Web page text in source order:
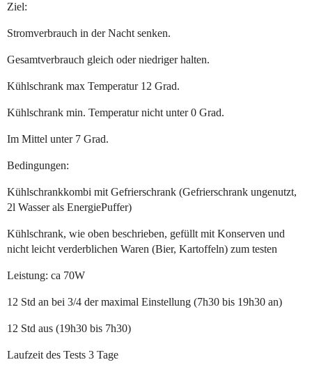
Ziel:
Stromverbrauch in der Nacht senken.
Gesamtverbrauch gleich oder niedriger halten.
Kühlschrank max Temperatur 12 Grad.
Kühlschrank min. Temperatur nicht unter 0 Grad.
Im Mittel unter 7 Grad.
Bedingungen:
Kühlschrankkombi mit Gefrierschrank (Gefrierschrank ungenutzt,
2l Wasser als EnergiePuffer)
Kühlschrank, wie oben beschrieben, gefüllt mit Konserven und
nicht leicht verderblichen Waren (Bier, Kartoffeln) zum testen
Leistung: ca 70W
12 Std an bei 3/4 der maximal Einstellung (7h30 bis 19h30 an)
12 Std aus (19h30 bis 7h30)
Laufzeit des Tests 3 Tage